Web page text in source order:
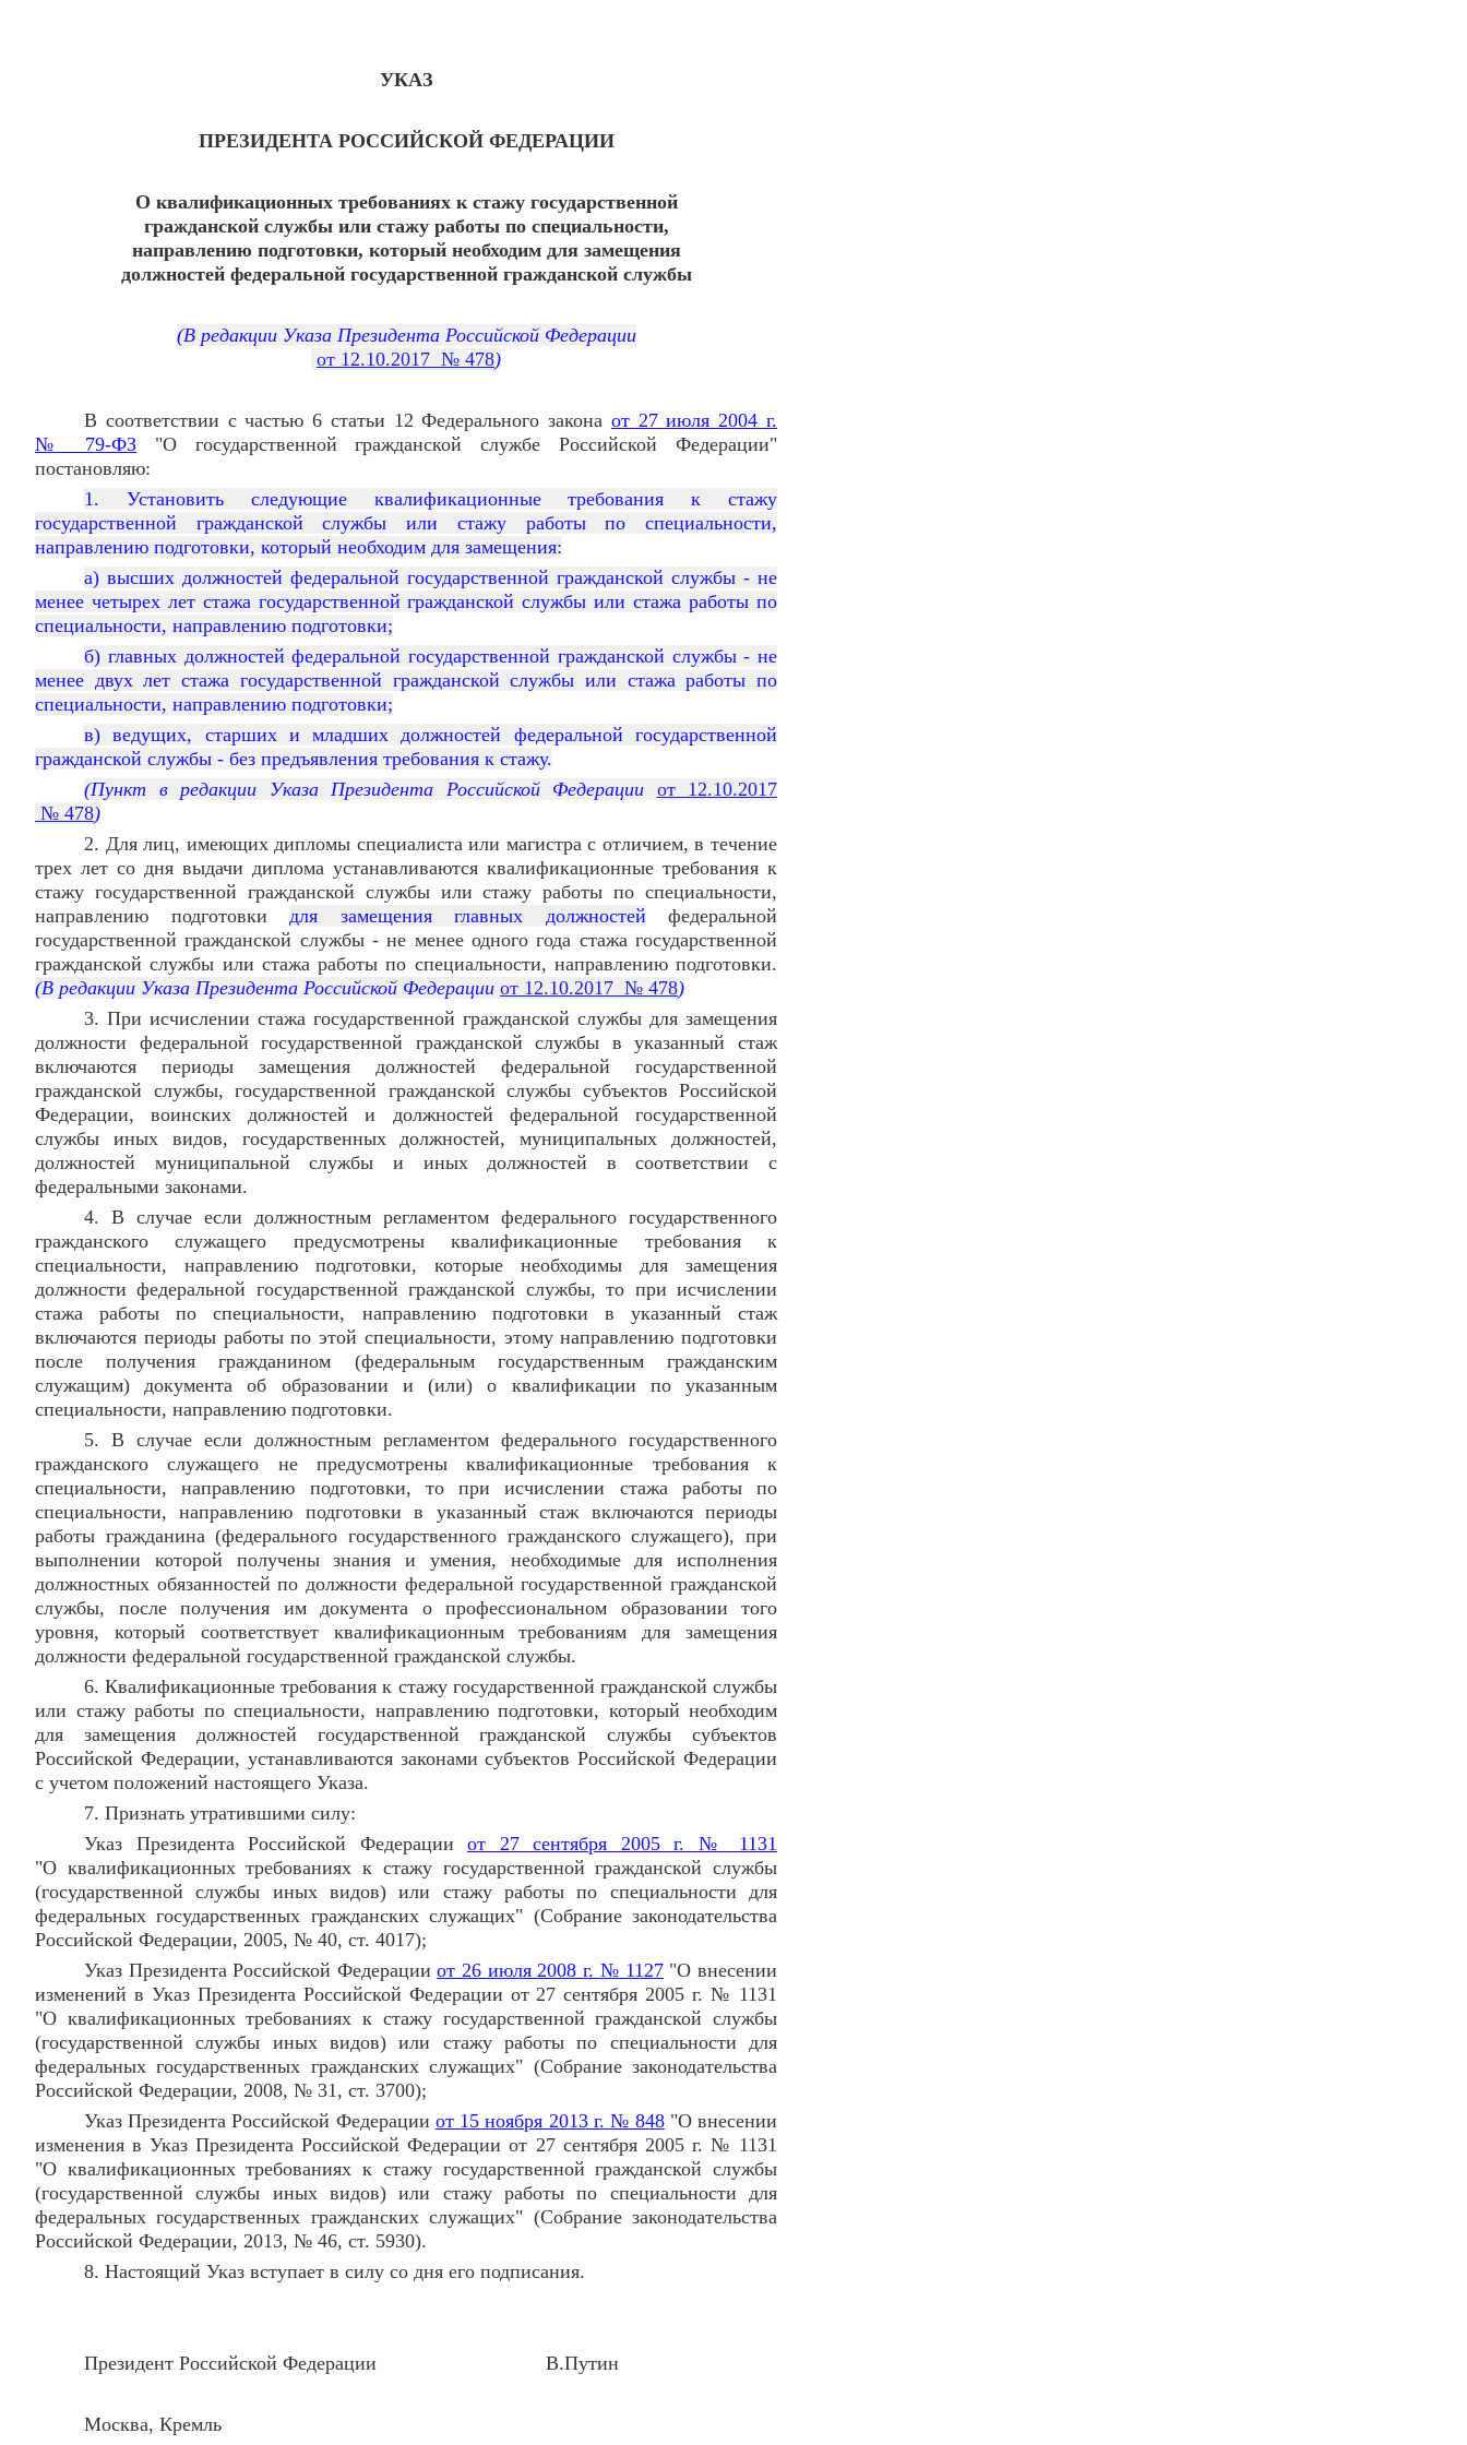
УКАЗ
ПРЕЗИДЕНТА РОССИЙСКОЙ ФЕДЕРАЦИИ
О квалификационных требованиях к стажу государственной
гражданской службы или стажу работы по специальности,
направлению подготовки, который необходим для замещения
должностей федеральной государственной гражданской службы
(В редакции Указа Президента Российской Федерации
от 12.10.2017 № 478)
В соответствии с частью 6 статьи 12 Федерального закона от 27 июля 2004 г.
№ 79-ФЗ"О государственной гражданской службе Российской Федерации"
постановляю:
1. Установить следующие квалификационные требования к стажу
государственной гражданской службы или стажу работы по специальности,
направлению подготовки, который необходим для замещения:
а) высших должностей федеральной государственной гражданской службы - не
менее четырех лет стажа государственной гражданской службы или стажа работы по
специальности, направлению подготовки;
б) главных должностей федеральной государственной гражданской службы - не
менее двух лет стажа государственной гражданской службы или стажа работы по
специальности, направлению подготовки;
в) ведущих, старших и младших должностей федеральной государственной
гражданской службы - без предъявления требования к стажу.
(Пункт в редакции Указа Президента Российской Федерации от 12.10.2017
№ 478)
2. Для лиц, имеющих дипломы специалиста или магистра с отличием, в течение
трех лет со дня выдачи диплома устанавливаются квалификационные требования к
стажу государственной гражданской службы или стажу работы по специальности,
направлению подготовки для замещения главных должностей федеральной
государственной гражданской службы - не менее одного года стажа государственной
гражданской службы или стажа работы по специальности, направлению подготовки.
(В редакции Указа Президента Российской Федерации от 12.10.2017 № 478)
3. При исчислении стажа государственной гражданской службы для замещения
должности федеральной государственной гражданской службы в указанный стаж
включаются периоды замещения должностей федеральной государственной
гражданской службы, государственной гражданской службы субъектов Российской
Федерации, воинских должностей и должностей федеральной государственной
службы иных видов, государственных должностей, муниципальных должностей,
должностей муниципальной службы и иных должностей в соответствии с
федеральными законами.
4. В случае если должностным регламентом федерального государственного
гражданского служащего предусмотрены квалификационные требования к
специальности, направлению подготовки, которые необходимы для замещения
должности федеральной государственной гражданской службы, то при исчислении
стажа работы по специальности, направлению подготовки в указанный стаж
включаются периоды работы по этой специальности, этому направлению подготовки
после получения гражданином (федеральным государственным гражданским
служащим) документа об образовании и (или) о квалификации по указанным
специальности, направлению подготовки.
5. В случае если должностным регламентом федерального государственного
гражданского служащего не предусмотрены квалификационные требования к
специальности, направлению подготовки, то при исчислении стажа работы по
специальности, направлению подготовки в указанный стаж включаются периоды
работы гражданина (федерального государственного гражданского служащего), при
выполнении которой получены знания и умения, необходимые для исполнения
должностных обязанностей по должности федеральной государственной гражданской
службы, после получения им документа о профессиональном образовании того
уровня, который соответствует квалификационным требованиям для замещения
должности федеральной государственной гражданской службы.
6. Квалификационные требования к стажу государственной гражданской службы
или стажу работы по специальности, направлению подготовки, который необходим
для замещения должностей государственной гражданской службы субъектов
Российской Федерации, устанавливаются законами субъектов Российской Федерации
с учетом положений настоящего Указа.
7. Признать утратившими силу:
Указ Президента Российской Федерацииот 27 сентября 2005 г. № 1131
"О квалификационных требованиях к стажу государственной гражданской службы
(государственной службы иных видов) или стажу работы по специальности для
федеральных государственных гражданских служащих" (Собрание законодательства
Российской Федерации, 2005, № 40, ст. 4017);
Указ Президента Российской Федерацииот 26 июля 2008 г. № 1127"О внесении
изменений в Указ Президента Российской Федерации от 27 сентября 2005 г. № 1131
"О квалификационных требованиях к стажу государственной гражданской службы
(государственной службы иных видов) или стажу работы по специальности для
федеральных государственных гражданских служащих" (Собрание законодательства
Российской Федерации, 2008, № 31, ст. 3700);
Указ Президента Российской Федерации от 15 ноября 2013 г. № 848"О внесении
изменения в Указ Президента Российской Федерации от 27 сентября 2005 г. № 1131
"О квалификационных требованиях к стажу государственной гражданской службы
(государственной службы иных видов) или стажу работы по специальности для
федеральных государственных гражданских служащих" (Собрание законодательства
Российской Федерации, 2013, № 46, ст. 5930).
8. Настоящий Указ вступает в силу со дня его подписания.
Президент Российской Федерации В.Путин
Москва, Кремль